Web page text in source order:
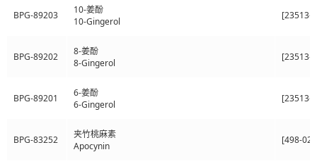
BPG-89203
10-姜酚
10-Gingerol
[23513-
BPG-89202
8-姜酚
8-Gingerol
[23513-
BPG-89201
6-姜酚
6-Gingerol
[23513-
BPG-83252
夹竹桃麻素
Apocynin
[498-